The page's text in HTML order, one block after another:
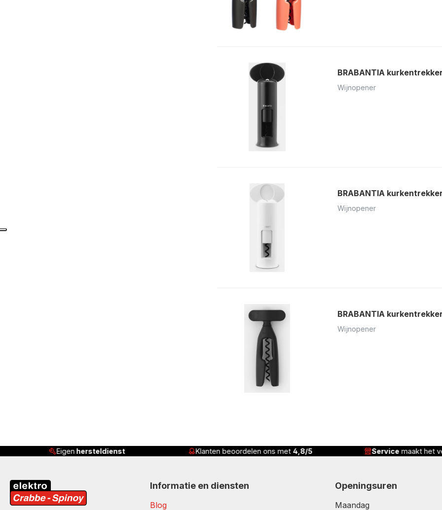
BRABANTIA
Wijnopener
BRABANTIA
Wijnopener
BRABANTIA
Wijnopener
Eigen hersteldienst Klanten beoordelen ons met 4,8/5 Service maakt het
Informatie en diensten
Blog
Openingsuren
Maandag